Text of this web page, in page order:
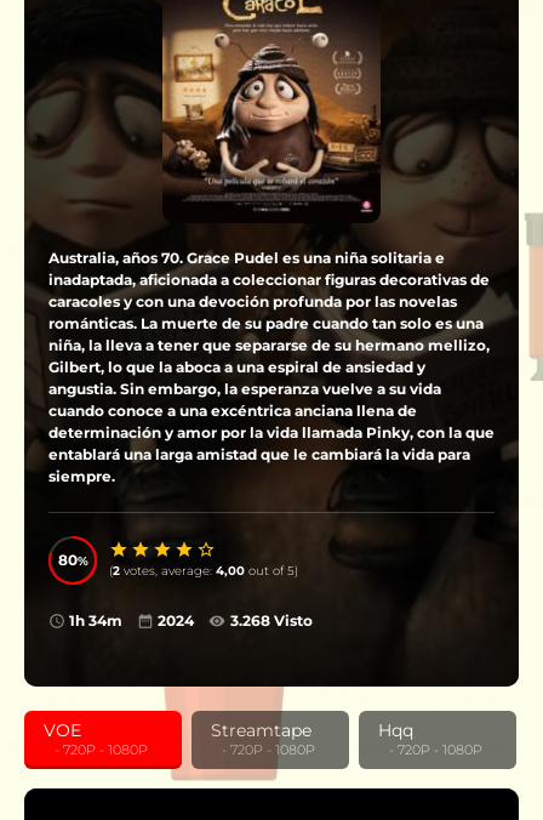
Australia, años 70. Grace Pudel es una niña solitaria e
inadaptada, aficionada a coleccionar figuras decorativas de
caracoles y con una devoción profunda por las novelas
románticas. La muerte de su padre cuando tan solo es una
niña, la lleva a tener que separarse de su hermano mellizo,
Gilbert, lo que la aboca a una espiral de ansiedad y
angustia. Sin embargo, la esperanza vuelve a su vida
cuando conoce a una excéntrica anciana llena de
determinación y amor por la vida llamada Pinky, con la que
entablará una larga amistad que le cambiará la vida para
siempre.
80
(2 votes, average: 4,00 out of 5)
1h 34m 2024 3.268 Visto
VOE
‎ ‎ ‎ - 720P - 1080P
Streamtape
‎ ‎ ‎ - 720P - 1080P
Hqq
‎ ‎ ‎ - 720P - 1080P